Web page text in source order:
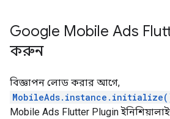
Google Mobile Ads
করুন
বিজ্ঞাপন লোড করার আগে,
Mobile Ads Flutter Plugin